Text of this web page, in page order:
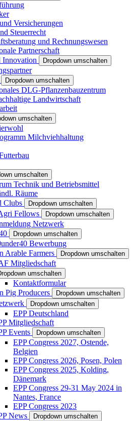
Versicherungen
Steuerrecht
und Rechnungswesen
Partnerschaft
Innovation
Dropdown umschalten
Dropdown umschalten
DLG-Pflanzenbauzentrum
Landwirtschaft
umschalten
Milchviehhaltung
umschalten
Technik und Betriebsmittel
Räume
Clubs
Dropdown umschalten
Fellows Dropdown umschalten
Netzwerk
Dropdown umschalten
Bewerbung
Arable Farmers
Dropdown umschalten
Mitgliedschaft
umschalten
Kontaktformular
Pig Producers
Dropdown umschalten
Dropdown umschalten
EPP Deutschland
Mitgliedschaft
Events
Dropdown umschalten
EPP Congress 2027, Ostende,
Belgien
EPP Congress 2026, Posen, Polen
EPP Congress 2025, Kolding,
Dänemark
EPP Congress 29-31 May 2024 in
Nantes, France
EPP Congress 2023
News
Dropdown umschalten